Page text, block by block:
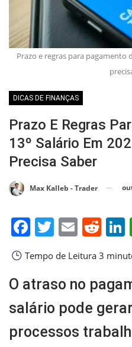
Prazo e regras para pagamento
DICAS DE FINANÇAS
Prazo E Regras
13º Salário Em
Precisa Saber
Max Kalleb - Trader
Facebook
Twitter
Email
Tempo de Leitura 3
O atraso no
salário pode
processos